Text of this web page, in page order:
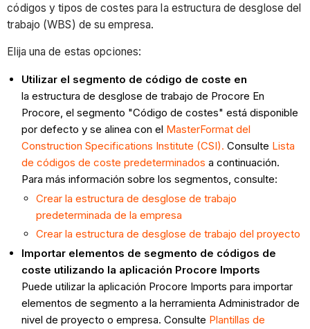
códigos y tipos de costes para la estructura de desglose del
trabajo (WBS) de su empresa.
Elija una de estas opciones:
Utilizar el segmento de código de coste en
la estructura de desglose de trabajo de Procore En
Procore, el segmento "Código de costes" está disponible
por defecto y se alinea con el MasterFormat del
Construction Specifications Institute (CSI). Consulte Lista
de códigos de coste predeterminados a continuación.
Para más información sobre los segmentos, consulte:
Crear la estructura de desglose de trabajo
predeterminada de la empresa
Crear la estructura de desglose de trabajo del proyecto
Importar elementos de segmento de códigos de
coste utilizando la aplicación Procore Imports
Puede utilizar la aplicación Procore Imports para importar
elementos de segmento a la herramienta Administrador de
nivel de proyecto o empresa. Consulte Plantillas de